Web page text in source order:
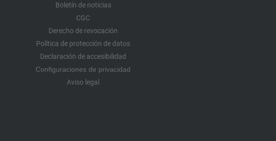
Boletín de noticias
CGC
Derecho de revocación
Política de protección de datos
Declaración de accesibilidad
Configuraciones de privacidad
Aviso legal